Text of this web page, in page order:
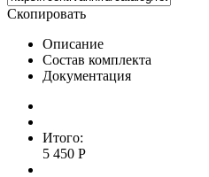
Скопировать
Описание
Состав комплекта
Документация
Итого:
5 450 Р